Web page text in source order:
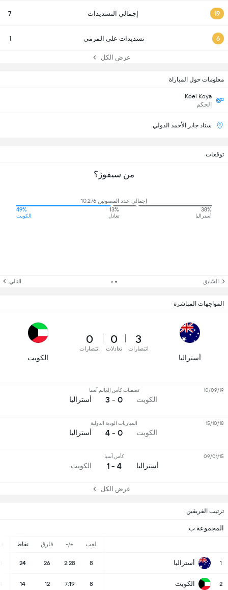
19 إجمالي التسديدات 7
6 تسديدات على المرمى 1
عرض الكل
ترتيب الفريقين
المجموعة ب
لعب +/- فارق نقاط
1 أستراليا 8
2:28
26
24
2 الكويت 8
7:19
12
14
معلومات حول المباراة
Koei Koya
الحكم
ستاد جابر الأحمد الدولي
توقعات
من سيفوز؟
إجمالي عدد المصوتين 10,276
38%
أستراليا
13%
تعادل
49%
الكويت
السّابق التالي
المواجهات المباشرة
أستراليا
3
انتصارات
0
تعادلات
0
انتصارات
الكويت
الكويت
تصفيات كأس العالم آسيا
0 - 3 أستراليا
10/09/19
الكويت
المباريات الودية الدولية
0 - 4 أستراليا
15/10/18
أستراليا
كأس آسيا
4 - 1 الكويت
09/01/15
عرض الكل